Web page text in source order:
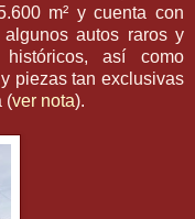
m² y cuenta con
autos raros y
así como
piezas tan exclusivas
(ver nota).